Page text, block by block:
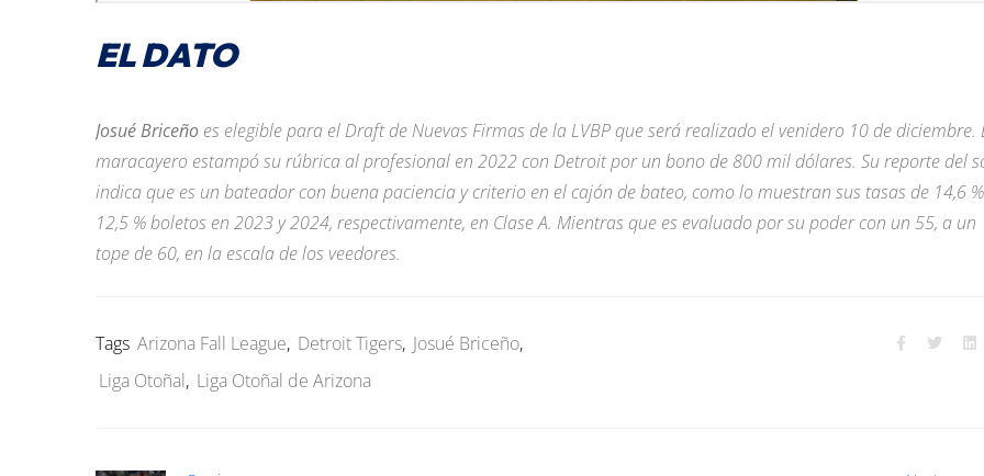
EL DATO
Josué Briceño es elegible para el Draft de Nuevas Firmas de la LVBP que será realizado el venidero 10 de diciembre.
maracayero estampó su rúbrica al profesional en 2022 con Detroit por un bono de 800 mil dólares. Su reporte del
indica que es un bateador con buena paciencia y criterio en el cajón de bateo, como lo muestran sus tasas de 14,6
12,5 % boletos en 2023 y 2024, respectivamente, en Clase A. Mientras que es evaluado por su poder con un 55, a un
tope de 60, en la escala de los veedores.
Tags Arizona Fall League, Detroit Tigers, Josué Briceño,
Liga Otoñal, Liga Otoñal de Arizona